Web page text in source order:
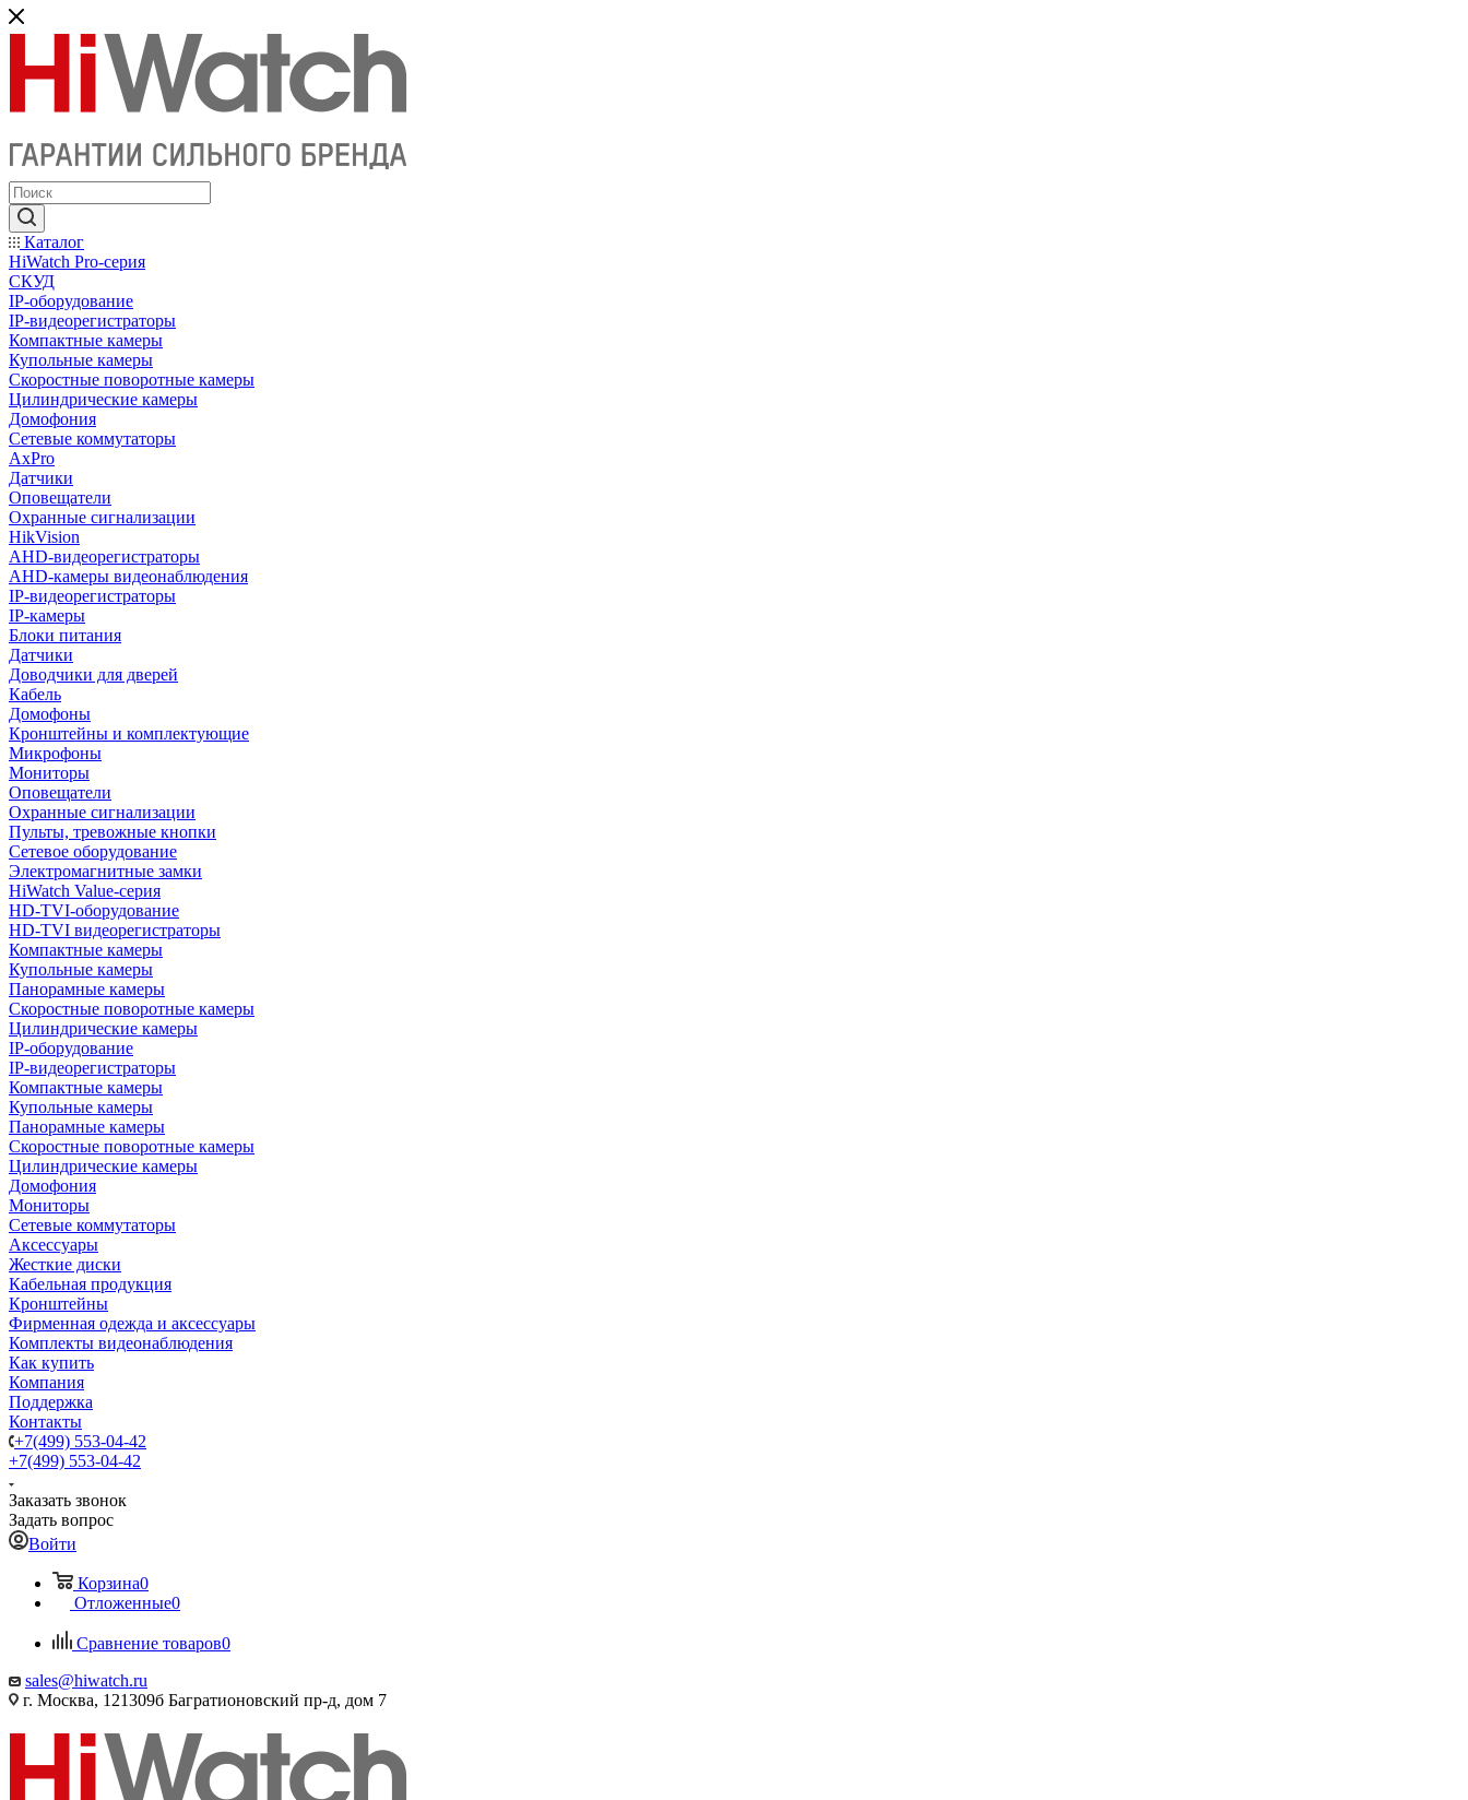
Каталог
HiWatch Pro-серия
CКУД
IP-оборудование
IP-видеорегистраторы
Компактные камеры
Купольные камеры
Скоростные поворотные камеры
Цилиндрические камеры
Домофония
Сетевые коммутаторы
AxPro
Датчики
Оповещатели
Охранные сигнализации
HikVision
AHD-видеорегистраторы
AHD-камеры видеонаблюдения
IP-видеорегистраторы
IP-камеры
Блоки питания
Датчики
Доводчики для дверей
Кабель
Домофоны
Кронштейны и комплектующие
Микрофоны
Мониторы
Оповещатели
Охранные сигнализации
Пульты, тревожные кнопки
Сетевое оборудование
Электромагнитные замки
HiWatch Value-серия
HD-TVI-оборудование
HD-TVI видеорегистраторы
Компактные камеры
Купольные камеры
Панорамные камеры
Скоростные поворотные камеры
Цилиндрические камеры
IP-оборудование
IP-видеорегистраторы
Компактные камеры
Купольные камеры
Панорамные камеры
Скоростные поворотные камеры
Цилиндрические камеры
Домофония
Мониторы
Сетевые коммутаторы
Аксессуары
Жесткие диски
Кабельная продукция
Кронштейны
Фирменная одежда и аксессуары
Комплекты видеонаблюдения
Как купить
Компания
Поддержка
Контакты
+7(499) 553-04-42
+7(499) 553-04-42
Заказать звонок
Задать вопрос
Войти
Корзина0
Отложенные0
Сравнение товаров0
sales@hiwatch.ru
г. Москва, 121309б Багратионовский пр-д, дом 7